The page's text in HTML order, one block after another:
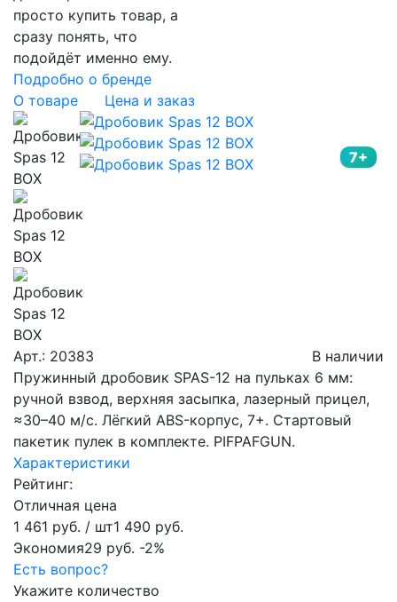
просто купить товар, а
сразу понять, что
подойдёт именно ему.
Подробно о бренде
О товаре
Цена и заказ
7+
Арт.: 20383
В наличии
Пружинный дробовик SPAS-12 на пульках 6 мм:
ручной взвод, верхняя засыпка, лазерный прицел,
≈30–40 м/с. Лёгкий ABS-корпус, 7+. Стартовый
пакетик пулек в комплекте. PIFPAFGUN.
Характеристики
Рейтинг:
Отличная цена
1 461 руб. / шт1 490 руб.
Экономия29 руб. -2%
Есть вопрос?
Укажите количество